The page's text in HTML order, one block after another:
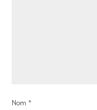
Nom *